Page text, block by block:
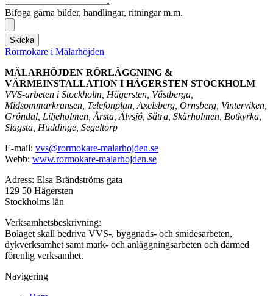
Bifoga gärna bilder, handlingar, ritningar m.m.
Skicka
Rörmokare i Mälarhöjden
MÄLARHÖJDEN RÖRLÄGGNING &
VÄRMEINSTALLATION I HÄGERSTEN STOCKHOLM
VVS-arbeten i Stockholm, Hägersten, Västberga,
Midsommarkransen, Telefonplan, Axelsberg, Örnsberg, Vinterviken,
Gröndal, Liljeholmen, Årsta, Älvsjö, Sätra, Skärholmen, Botkyrka,
Slagsta, Huddinge, Segeltorp
E-mail: vvs@rormokare-malarhojden.se
Webb: www.rormokare-malarhojden.se
Adress: Elsa Brändströms gata
129 50 Hägersten
Stockholms län
Verksamhetsbeskrivning:
Bolaget skall bedriva VVS-, byggnads- och smidesarbeten,
dykverksamhet samt mark- och anläggningsarbeten och därmed
förenlig verksamhet.
Navigering